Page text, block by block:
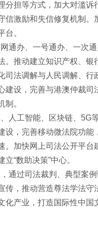
担等方式，加大对滥诉
激励和失信修复机制
。
办、一号通办、一次
推动建立知识产权、
法调解与人民调解、
设，完善与港澳仲裁司
。
工智能、区块链、5G
，完善移动微法院功能
加快网上司法公开平台
“数助决策”中心。
过司法裁判、典型案例
，推动营造尊法学法
产业，打造国际性中